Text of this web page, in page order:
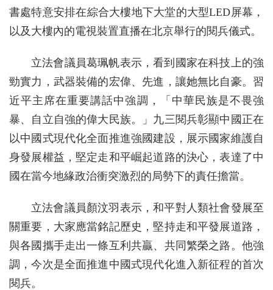
書處特意安排在綜合大樓地下大堂的大型LED屏幕，
以及大樓內的電視裝置直播在北京舉行的閱兵儀式。
立法會議員葛珮帆表示，看到國家在科技上的強
勁實力，武器裝備的宏偉、先進，讓她無比自豪。習
近平主席在重要講話中強調，「中華民族是不畏強
暴、自立自強的偉大民族。」九三閱兵彰顯中國正在
以中國式現代化全面推進強國建設，展示國家維護自
身發展權益，堅定走和平崛起道路的決心，表達了中
國在當今地緣政治衝突激烈的局勢下的責任擔當。
立法會議員顏汶羽表示，和平對人類社會發展至
關重要，大家應當銘記歷史，堅持走和平發展道路，
與各國攜手走出一條互利共贏、共同繁榮之路。他強
調，今次是全面推進中國式現代化進入新征程的首次
閱兵。